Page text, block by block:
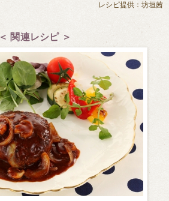
レシピ提供：坊垣茜
＜ 関連レシピ ＞